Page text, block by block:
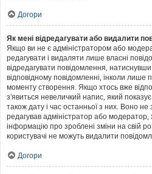
Догори
Як мені відредагувати або видалити
Якщо ви не є адміністратором або
редагувати і видаляти лише власні
відредагувати повідомлення,
відповідному повідомленні, інколи лише
моменту створення. Якщо хтось вже
з'явиться невеличкий напис, який показує
також дату і час останньої з них. Воно
редагував адміністратор або
інформацію про зроблені зміни на свій
користувачі не можуть видалити
Догори